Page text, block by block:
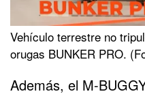
Vehículo terrestre no
orugas BUNKER PRO.
Además, el M-